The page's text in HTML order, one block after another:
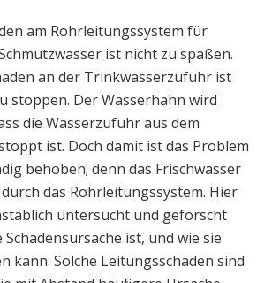
am Rohrleitungssystem für
ist nicht zu spaßen.
an der Trinkwasserzufuhr ist
stoppen. Der Wasserhahn wird
die Wasserzufuhr aus dem
ist. Doch damit ist das Problem
behoben; denn das Frischwasser
das Rohrleitungssystem. Hier
untersucht und geforscht
Schadensursache ist, und wie sie
kann. Solche Leitungsschäden sind